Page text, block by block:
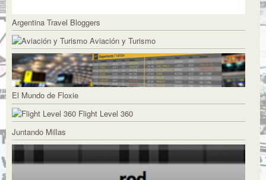
Argentina Travel Bloggers
Aviación y Turismo
El Mundo de Floxie
Flight Level 360
Juntando Millas